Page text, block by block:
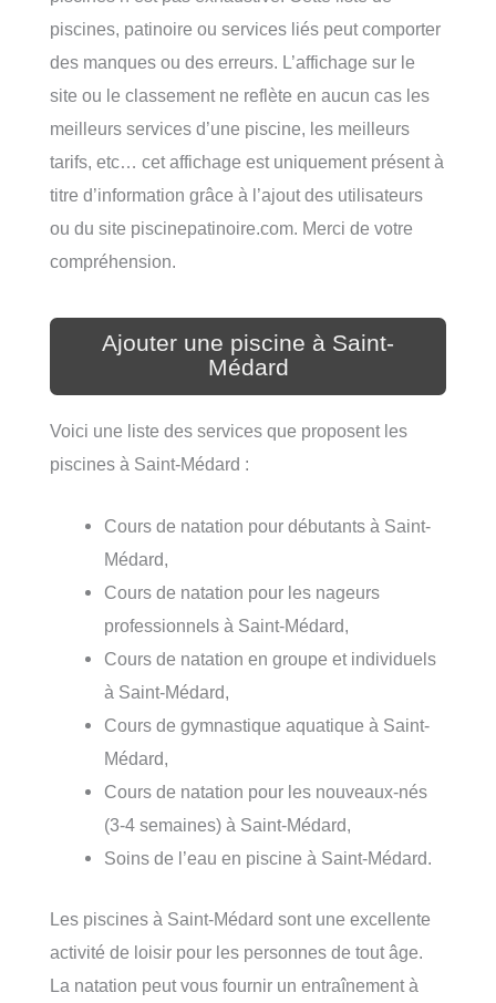
piscines, patinoire ou services liés peut comporter
des manques ou des erreurs. L’affichage sur le
site ou le classement ne reflète en aucun cas les
meilleurs services d’une piscine, les meilleurs
tarifs, etc… cet affichage est uniquement présent à
titre d’information grâce à l’ajout des utilisateurs
ou du site piscinepatinoire.com. Merci de votre
compréhension.
Ajouter une piscine à Saint-
Médard
Voici une liste des services que proposent les
piscines à Saint-Médard :
Cours de natation pour débutants à Saint-
Médard,
Cours de natation pour les nageurs
professionnels à Saint-Médard,
Cours de natation en groupe et individuels
à Saint-Médard,
Cours de gymnastique aquatique à Saint-
Médard,
Cours de natation pour les nouveaux-nés
(3-4 semaines) à Saint-Médard,
Soins de l’eau en piscine à Saint-Médard.
Les piscines à Saint-Médard sont une excellente
activité de loisir pour les personnes de tout âge.
La natation peut vous fournir un entraînement à